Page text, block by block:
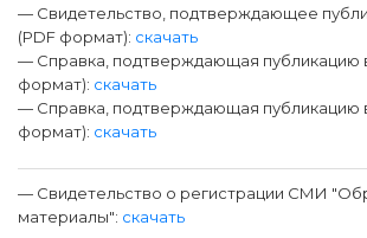
— Свидетельство, подтверждающее
(PDF формат): скачать
— Справка, подтверждающая публикацию
формат): скачать
— Справка, подтверждающая публикацию
формат): скачать
— Свидетельство о регистрации СМИ
материалы": скачать